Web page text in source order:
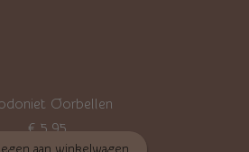
Oorbellen
€5,95
aan winkelwagen